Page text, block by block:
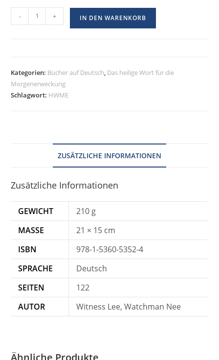
- + IN DEN WARENKORB
Kategorien: Bücher auf Deutsch Das heilige Wort für die
Morgenerweckung
Schlagwort: HWME
ZUSÄTZLICHE INFORMATIONEN
Zusätzliche Informationen
GEWICHT
210 g
MASSE
21 × 15 cm
ISBN
978-1-5360-5352-4
SPRACHE
Deutsch
SEITEN
122
AUTOR
Witness Lee, Watchman Nee
Ähnliche Produkte